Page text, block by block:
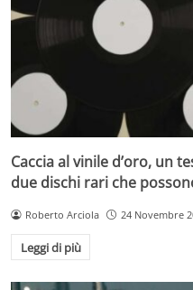
Caccia al vinile d’oro, un
due dischi rari che
Roberto Arciola 24 Novembre
Leggi di più